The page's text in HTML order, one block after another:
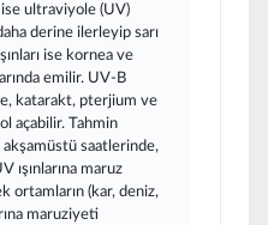
ultraviyole (UV)
daha derine ilerleyip sarı
ise kornea ve
emilir. UV-B
katarakt, pterjium ve
açabilir. Tahmin
saatlerinde,
ışınlarına maruz
ortamların (kar, deniz,
maruziyeti